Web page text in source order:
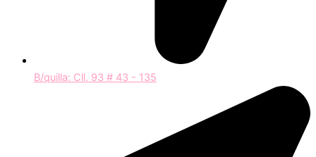
B/quilla: Cll. 93 # 43 - 135